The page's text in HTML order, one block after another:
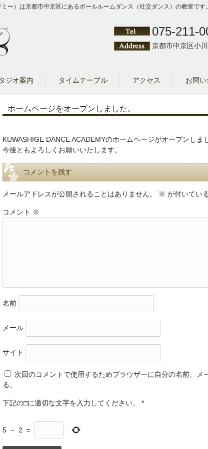
ー）は京都市中京区にあるボールルームダンス（社交ダンス）の教室です
075-211-
京都市中京区小
ジオ案内 タイムテーブル アクセス お問
ホームページをオープンしました。
KUWASHIGE DANCE ACADEMYのホームページがオープンしま
今後ともよろしくお願いいたします。
コメントを残す
メールアドレスが公開されることはありません。 ※ が付いてい
コメント ※
名前
メール
サイト
次回のコメントで使用するためブラウザーに自分の名前、メ
る。
下記の□に適切な文字を入力してください。 *
5 − 2 =